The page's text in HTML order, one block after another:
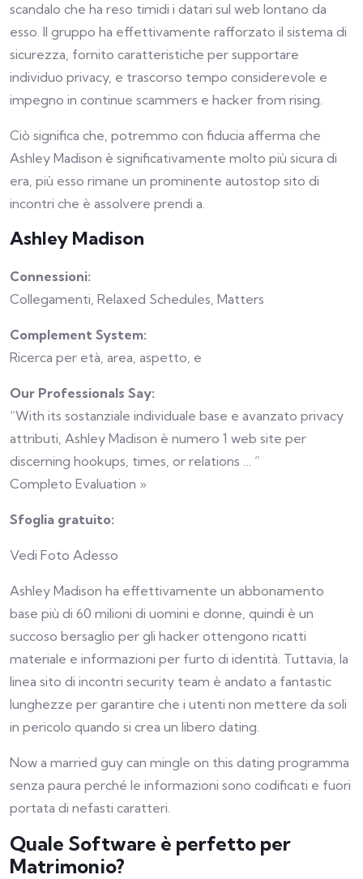
scandalo che ha reso timidi i datari sul web lontano da
esso. Il gruppo ha effettivamente rafforzato il sistema di
sicurezza, fornito caratteristiche per supportare
individuo privacy, e trascorso tempo considerevole e
impegno in continue scammers e hacker from rising.
Ciò significa che, potremmo con fiducia afferma che
Ashley Madison è significativamente molto più sicura di
era, più esso rimane un prominente autostop sito di
incontri che è assolvere prendi a.
Ashley Madison
Connessioni:
Collegamenti, Relaxed Schedules, Matters
Complement System:
Ricerca per età, area, aspetto, e
Our Professionals Say:
“With its sostanziale individuale base e avanzato privacy
attributi, Ashley Madison è numero 1 web site per
discerning hookups, times, or relations … ”
Completo Evaluation »
Sfoglia gratuito:
Vedi Foto Adesso
Ashley Madison ha effettivamente un abbonamento
base più di 60 milioni di uomini e donne, quindi è un
succoso bersaglio per gli hacker ottengono ricatti
materiale e informazioni per furto di identità. Tuttavia, la
linea sito di incontri security team è andato a fantastic
lunghezze per garantire che i utenti non mettere da soli
in pericolo quando si crea un libero dating.
Now a married guy can mingle on this dating programma
senza paura perché le informazioni sono codificati e fuori
portata di nefasti caratteri.
Quale Software è perfetto per
Matrimonio?